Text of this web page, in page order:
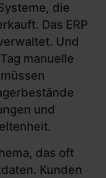
die
Das ERP
Und
manuelle
und
das oft
Kunden